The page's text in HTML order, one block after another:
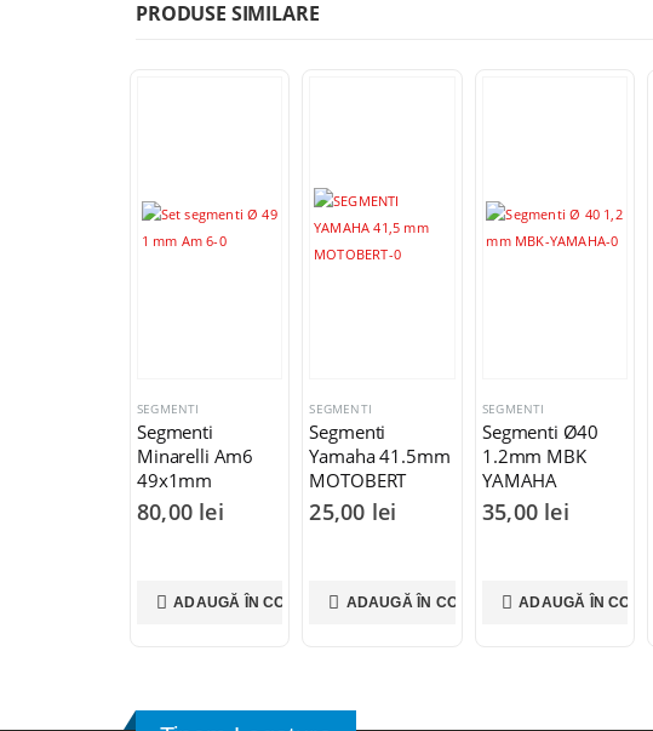
PRODUSE SIMILARE
SEGMENTI
Segmenti
Minarelli Am6
49x1mm
80,00 lei
ADAUGĂ ÎN COȘ
SEGMENTI
Segmenti
Yamaha 41.5mm
MOTOBERT
25,00 lei
ADAUGĂ ÎN COȘ
SEGMENTI
Segmenti Ø40
1.2mm MBK
YAMAHA
35,00 lei
ADAUGĂ ÎN COȘ